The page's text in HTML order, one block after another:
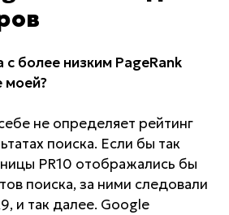
с 9:30 до 18:30 (по Хбк)
контакты
более низким PageRank
моей?
не определяет рейтинг
поиска. Если бы так
PR10 отображались бы
поиска, за ними следовали
и так далее. Google